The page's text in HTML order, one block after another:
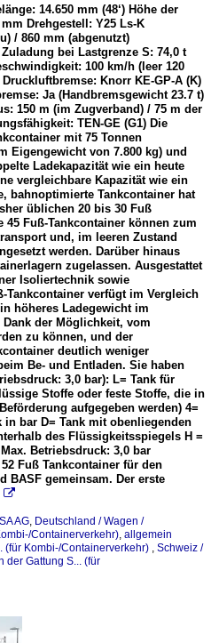
14.650 mm (48‘) Höhe der
Drehgestell: Y25 Ls-K
/ 860 mm (abgenutzt)
bei Lastgrenze S: 74,0 t
100 km/h (leer 120
Knorr KE-GP-A (K)
Ja (Handbremsgewicht 23.7 t)
150 m (im Zugverband) / 75 m der
TEN-GE (G1) Die
mit 75 Tonnen
Eigengewicht von 7.800 kg) und
Ladekapazität wie ein heute
vergleichbare Kapazität wie ein
bahnoptimierte Tankcontainer hat
üblichen 20 bis 30 Fuß
45 Fuß-Tankcontainer können zum
und, im leeren Zustand
werden. Darüber hinaus
zugelassen. Ausgestattet
Isoliertechnik sowie
Tankcontainer verfügt im Vergleich
höheres Ladegewicht im
der Möglichkeit, vom
zu können, und der
deutlich weniger
Be- und Entladen. Sie haben
3,0 bar): L= Tank für
Stoffe oder feste Stoffe, die in
aufgegeben werden) 4=
bar D= Tank mit obenliegenden
des Flüssigkeitsspiegels H =
Betriebsdruck: 3,0 bar
Fuß Tankcontainer für den
BASF gemeinsam. Der erste

AG, Deutschland / Wagen /
Containerverkehr), allgemein
(für Kombi-/Containerverkehr) , Schweiz /
der Gattung S... (für